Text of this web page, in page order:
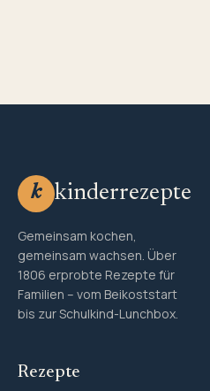
k kinderrezepte
Gemeinsam kochen,
gemeinsam wachsen. Über
1806 erprobte Rezepte für
Familien – vom Beikoststart
bis zur Schulkind-Lunchbox.
Rezepte